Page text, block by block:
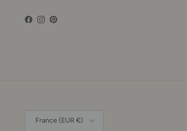
Facebook
Instagram
Pinterest
France (EUR €)